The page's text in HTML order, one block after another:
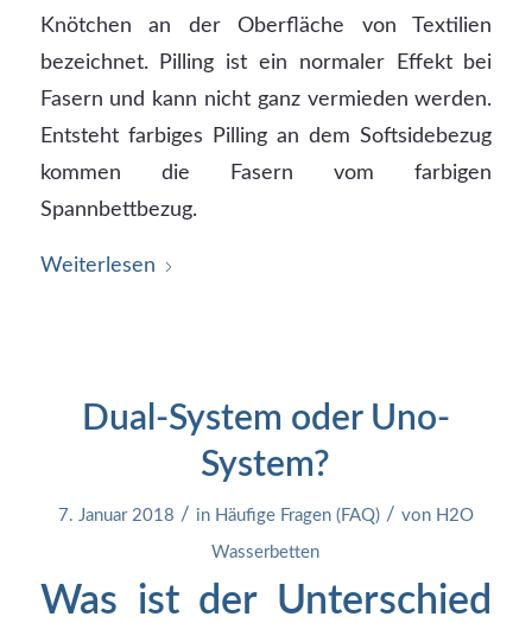
Knötchen an der Oberfläche von Textilien
bezeichnet. Pilling ist ein normaler Effekt bei
Fasern und kann nicht ganz vermieden werden.
Entsteht farbiges Pilling an dem Softsidebezug
kommen die Fasern vom farbigen
Spannbettbezug.
Weiterlesen
Dual-System oder Uno-
System?
7. Januar 2018 / in Häufige Fragen (FAQ) / von H2O
Wasserbetten
Was ist der Unterschied